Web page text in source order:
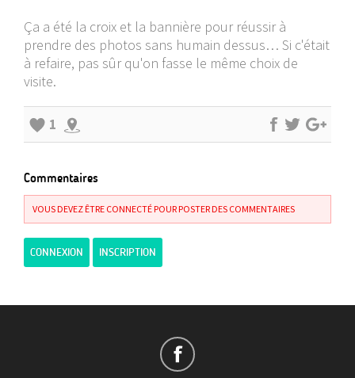
Ça a été la croix et la bannière pour réussir à
prendre des photos sans humain dessus… Si c'était
à refaire, pas sûr qu'on fasse le même choix de
visite.
1
Commentaires
VOUS DEVEZ ÊTRE CONNECTÉ POUR POSTER DES COMMENTAIRES
CONNEXION INSCRIPTION